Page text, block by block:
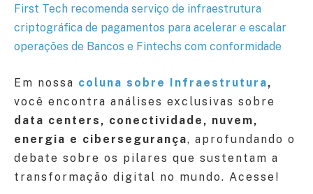
First Tech recomenda serviço de infraestrutura
criptográfica de pagamentos para acelerar e escalar
operações de Bancos e Fintechs com conformidade
Em nossa coluna sobre Infraestrutura,
você encontra análises exclusivas sobre
data centers, conectividade, nuvem,
energia e cibersegurança, aprofundando o
debate sobre os pilares que sustentam a
transformação digital no mundo. Acesse!